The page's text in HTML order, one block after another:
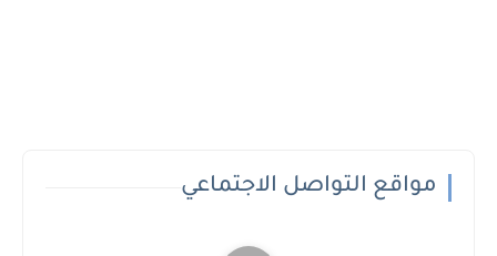
مواقع التواصل الاجتماعي